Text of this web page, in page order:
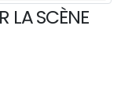
LA SCÈNE